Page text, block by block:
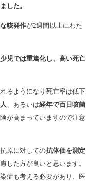
した。
咳発作が2週間以上にわた
児では重篤化し、高い死亡
るようになり死亡率は低下
、あるいは経年で百日咳菌
が高まっていますので注意
原に対しての抗体価を測定
した方が良いと思います。
症も考える必要があり、医